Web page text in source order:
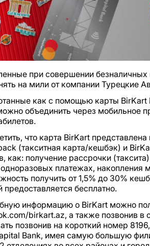
при совершении безналичных
на мили от компании Турецкие
как с помощью карты BirKart
объединить через мобильное
что карта BirKart
(такситная карта/кешбэк) и
как: получение рассрочки
платежах,
получить от 1,5% до 30%
бесплатно.
информацию о BirKart можно
birkart.az, а также позвонив в
позвонив на короткий номер
Bank, имея самую большую